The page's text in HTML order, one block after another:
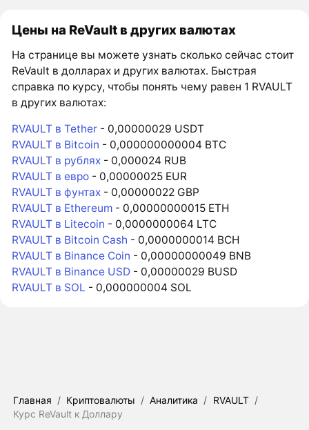
Цены на ReVault в других валютах
На странице вы можете узнать сколько сейчас стоит
ReVault в долларах и других валютах. Быстрая
справка по курсу, чтобы понять чему равен 1 RVAULT
в других валютах:
RVAULT в Tether - 0,00000029 USDT
RVAULT в Bitcoin - 0,000000000004 BTC
RVAULT в рублях - 0,000024 RUB
RVAULT в евро - 0,00000025 EUR
RVAULT в фунтах - 0,00000022 GBP
RVAULT в Ethereum - 0,00000000015 ETH
RVAULT в Litecoin - 0,0000000064 LTC
RVAULT в Bitcoin Cash - 0,0000000014 BCH
RVAULT в Binance Coin - 0,00000000049 BNB
RVAULT в Binance USD - 0,00000029 BUSD
RVAULT в SOL - 0,000000004 SOL
Главная / Криптовалюты / Аналитика / RVAULT /
Курс ReVault к Доллару